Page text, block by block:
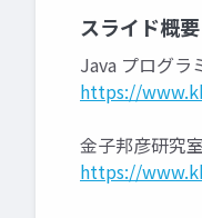
スライド概要
Java プログラ
https://
金子邦彦研究
https://